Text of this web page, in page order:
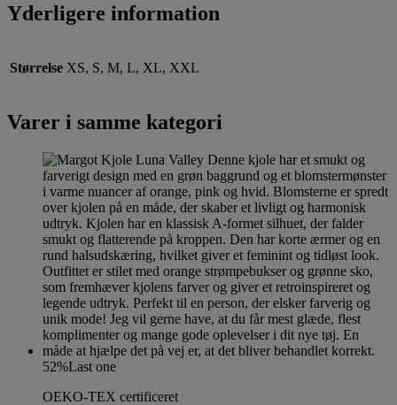
Yderligere information
Størrelse XS, S, M, L, XL, XXL
Varer i samme kategori
52%Last one
OEKO-TEX certificeret